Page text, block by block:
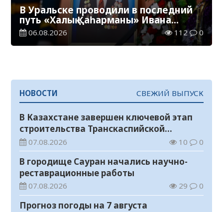
В Уральске проводили в последний
путь «Халық Қаһарманы» Ивана
Степановича Гапича
06.08.2026 112 0
НОВОСТИ СВЕЖИЙ ВЫПУСК
В Казахстане завершен ключевой этап
строительства Транскаспийской
волоконно-оптической линии связи
07.08.2026 10 0
В городище Сауран начались научно-
реставрационные работы
07.08.2026 29 0
Прогноз погоды на 7 августа